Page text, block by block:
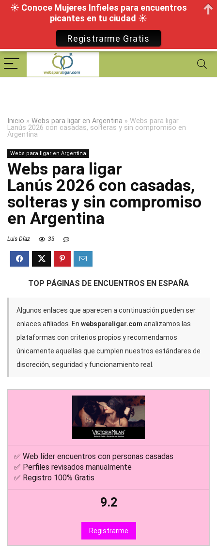
Inicio » Webs para ligar en Argentina » Webs para ligar
Lanús 2026 con casadas, solteras y sin compromiso en
Argentina
Webs para ligar en Argentina
Webs para ligar
Lanús 2026 con casadas,
solteras y sin compromiso
en Argentina
Luis Díaz 33
TOP PÁGINAS DE ENCUENTROS EN ESPAÑA
Algunos enlaces que aparecen a continuación pueden ser
enlaces afiliados. En websparaligar.com analizamos las
plataformas con criterios propios y recomendamos
únicamente aquellas que cumplen nuestros estándares de
discreción, seguridad y funcionamiento real.
✅ Web líder encuentros con personas casadas
✅ Perfiles revisados manualmente
✅ Registro 100% Gratis
9.2
Registrarme
☀ Conoce Mujeres Infieles para encuentros
picantes en tu ciudad ☀
Registrarme Gratis